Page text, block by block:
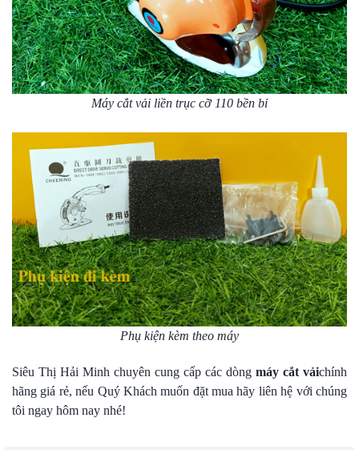
Máy cắt vải liền trục cỡ 110 bền bỉ
Phụ kiện kèm theo máy
Siêu Thị Hải Minh chuyên cung cấp các dòng máy cắt vảichính
hãng giá rẻ, nếu Quý Khách muốn đặt mua hãy liên hệ với chúng
tôi ngay hôm nay nhé!